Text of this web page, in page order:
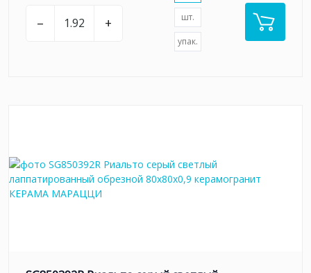
– + шт.
упак.